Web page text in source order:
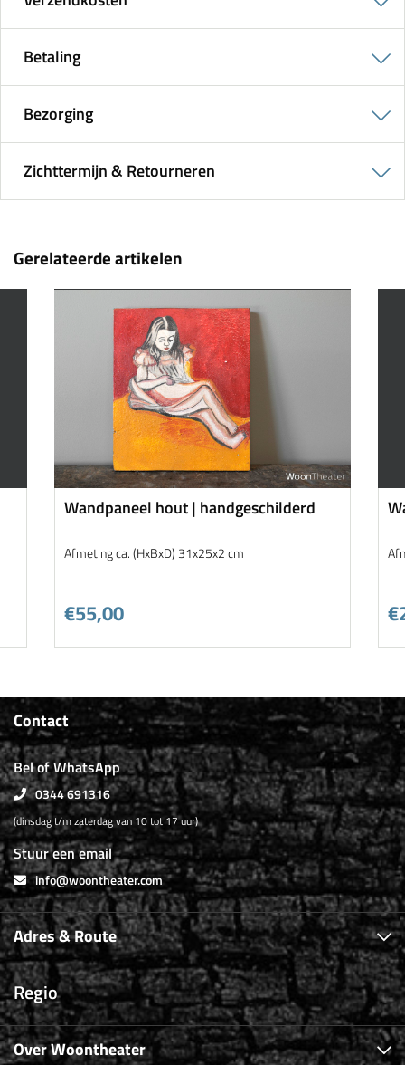
Betaling
Bezorging
Zichttermijn & Retourneren
Gerelateerde artikelen
Wandpaneel hout | handgeschilderd
Afmeting ca. (HxBxD) 31x25x2 cm
€55,00
Contact
Bel of WhatsApp
0344 691316
(dinsdag t/m zaterdag van 10 tot 17 uur)
Stuur een email
info@woontheater.com
Adres & Route
Regio
Over Woontheater